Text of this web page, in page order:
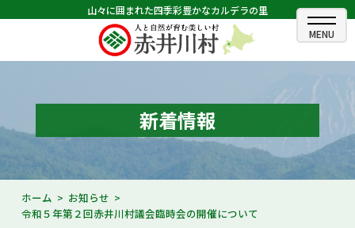
山々に囲まれた四季彩豊かなカルデラの里
ホーム
むらのできごと
むらのプロフィール
くらしの情報
村長室
新着情報
ホーム
お知らせ
令和５年第２回赤井川村議会臨時会の開催について